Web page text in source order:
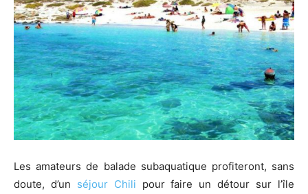
Les amateurs de balade subaquatique profiteront, sans
doute, d’un séjour Chili pour faire un détour sur l’île